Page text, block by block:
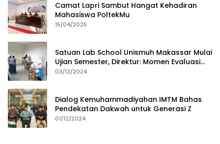
Camat Lapri Sambut Hangat Kehadiran
Mahasiswa PoltekMu
15/04/2025
Satuan Lab School Unismuh Makassar Mulai
Ujian Semester, Direktur: Momen Evaluasi
Proses Pembelajaran
03/12/2024
Dialog Kemuhammadiyahan IMTM Bahas
Pendekatan Dakwah untuk Generasi Z
01/12/2024